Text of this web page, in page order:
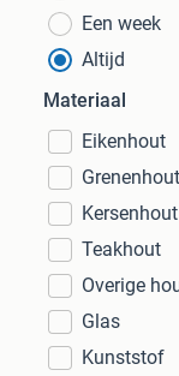
Een week
Altijd
Materiaal
Eikenhout
Grenenhout
Kersenhout
Teakhout
Overige
Glas
Kunststof